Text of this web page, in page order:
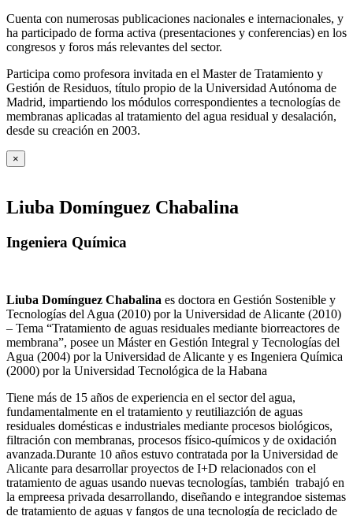
Cuenta con numerosas publicaciones nacionales e internacionales, y
ha participado de forma activa (presentaciones y conferencias) en los
congresos y foros más relevantes del sector.
Participa como profesora invitada en el Master de Tratamiento y
Gestión de Residuos, título propio de la Universidad Autónoma de
Madrid, impartiendo los módulos correspondientes a tecnologías de
membranas aplicadas al tratamiento del agua residual y desalación,
desde su creación en 2003.
×
Liuba Domínguez Chabalina
Ingeniera Química
Liuba Domínguez Chabalina es doctora en Gestión Sostenible y
Tecnologías del Agua (2010) por la Universidad de Alicante (2010)
– Tema “Tratamiento de aguas residuales mediante biorreactores de
membrana”, posee un Máster en Gestión Integral y Tecnologías del
Agua (2004) por la Universidad de Alicante y es Ingeniera Química
(2000) por la Universidad Tecnológica de la Habana
Tiene más de 15 años de experiencia en el sector del agua,
fundamentalmente en el tratamiento y reutiliazción de aguas
residuales domésticas e industriales mediante procesos biológicos,
filtración con membranas, procesos físico-químicos y de oxidación
avanzada.Durante 10 años estuvo contratada por la Universidad de
Alicante para desarrollar proyectos de I+D relacionados con el
tratamiento de aguas usando nuevas tecnologías, también trabajó en
la empreesa privada desarrollando, diseñando e integrandoe sistemas
de tratamiento de aguas y fangos de una tecnología de reciclado de